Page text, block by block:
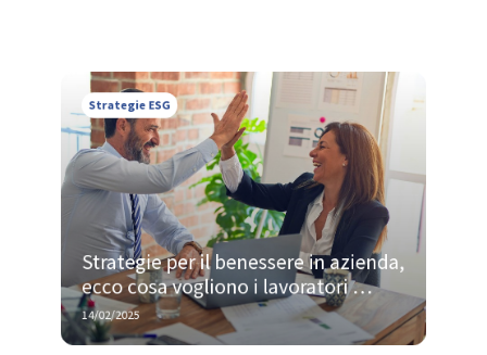
Strategie ESG
Strategie per il benessere in azienda,
ecco cosa vogliono i lavoratori
davvero
14/02/2025